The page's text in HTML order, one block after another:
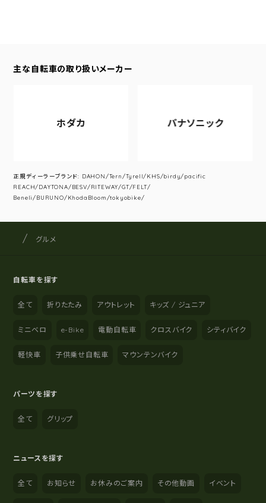
主な自転車の取り扱いメーカー
ホダカ パナソニック
正規ディーラーブランド: DAHON/Tern/Tyrell/KHS/birdy/pacific
REACH/DAYTONA/BESV/RITEWAY/GT/FELT/
Beneli/BURUNO/KhodaBloom/tokyobike/
サイト内の現在地
サイクルショップナカゴヤ
グルメ
自転車を探す
全て 折りたたみ アウトレット キッズ / ジュニア
ミニベロ e-Bike 電動自転車 クロスバイク シティバイク
軽快車 子供乗せ自転車 マウンテンバイク
パーツを探す
全て グリップ
ニュースを探す
全て お知らせ お休みのご案内 その他動画 イベント